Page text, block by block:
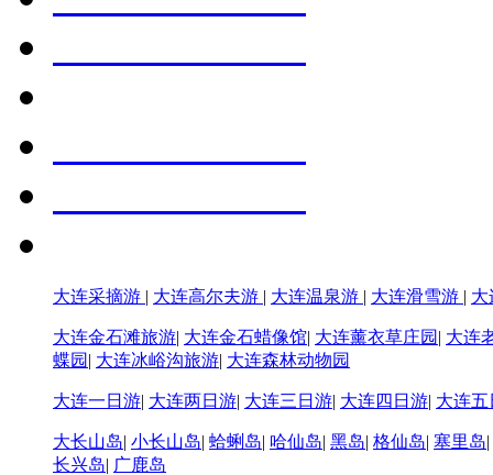
大连采摘游 | 大连高尔夫游 | 大连温泉游 | 大连滑雪游 |
大连金石滩旅游| 大连金石蜡像馆| 大连薰衣草庄园 | 大连
蝶园 | 大连冰峪沟旅游| 大连森林动物园
大连一日游| 大连两日游| 大连三日游| 大连四日游| 大连五
大长山岛| 小长山岛| 蛤蜊岛| 哈仙岛| 黑岛| 格仙岛| 塞里岛|
长兴岛| 广鹿岛